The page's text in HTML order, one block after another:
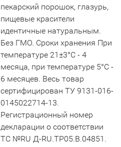
пекарский порошок, глазурь,
пищевые красители
идентичные натуральным.
Без ГМО. Сроки хранения При
температуре 21±3°С - 4
месяца, при температуре 5°С -
6 месяцев. Весь товар
сертифицирован ТУ 9131-016-
0145022714-13.
Регистрационный номер
декларации о соответствии
ТС №RU Д-RU.TP05.B.04851.